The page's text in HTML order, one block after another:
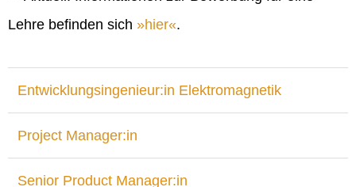
Lehre befinden sich
hier .
Entwicklungsingenieur:in Elektromagnetik
Project Manager:in
Senior Product Manager:in